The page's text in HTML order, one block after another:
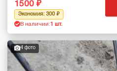
1500
Экономия: 300
В наличии: 1 шт.
4 фото